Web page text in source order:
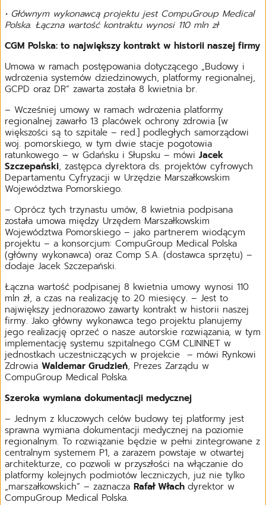
• Głównym wykonawcą projektu jest CompuGroup Medical
Polska. Łączna wartość kontraktu wynosi 110 mln zł
CGM Polska: to największy kontrakt w historii naszej firmy
Umowa w ramach postępowania dotyczącego „Budowy i
wdrożenia systemów dziedzinowych, platformy regionalnej,
GCPD oraz DR” zawarta została 8 kwietnia br.
– Wcześniej umowy w ramach wdrożenia platformy
regionalnej zawarło 13 placówek ochrony zdrowia [w
większości są to szpitale – red.] podległych samorządowi
woj. pomorskiego, w tym dwie stacje pogotowia
ratunkowego – w Gdańsku i Słupsku – mówi Jacek
Szczepański, zastępca dyrektora ds. projektów cyfrowych
Departamentu Cyfryzacji w Urzędzie Marszałkowskim
Województwa Pomorskiego.
– Oprócz tych trzynastu umów, 8 kwietnia podpisana
została umowa między Urzędem Marszałkowskim
Województwa Pomorskiego – jako partnerem wiodącym
projektu – a konsorcjum: CompuGroup Medical Polska
(główny wykonawca) oraz Comp S.A. (dostawca sprzętu) –
dodaje Jacek Szczepański.
Łączna wartość podpisanej 8 kwietnia umowy wynosi 110
mln zł, a czas na realizację to 20 miesięcy. – Jest to
największy jednorazowo zawarty kontrakt w historii naszej
firmy. Jako główny wykonawca tego projektu planujemy
jego realizację oprzeć o nasze autorskie rozwiązania, w tym
implementację systemu szpitalnego CGM CLININET w
jednostkach uczestniczących w projekcie – mówi Rynkowi
Zdrowia Waldemar Grudzień, Prezes Zarządu w
CompuGroup Medical Polska.
Szeroka wymiana dokumentacji medycznej
– Jednym z kluczowych celów budowy tej platformy jest
sprawna wymiana dokumentacji medycznej na poziomie
regionalnym. To rozwiązanie będzie w pełni zintegrowane z
centralnym systemem P1, a zarazem powstaje w otwartej
architekturze, co pozwoli w przyszłości na włączanie do
platformy kolejnych podmiotów leczniczych, już nie tylko
„marszałkowskich” – zaznacza Rafał Włach dyrektor w
CompuGroup Medical Polska.